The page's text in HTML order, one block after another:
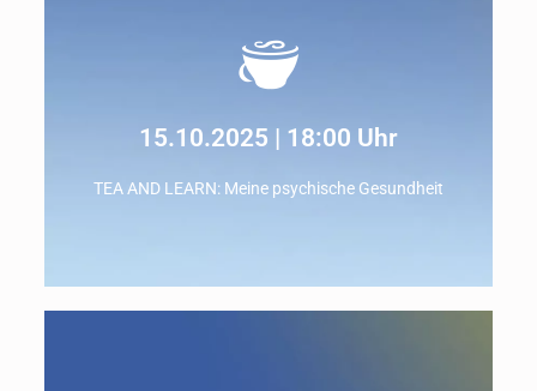
Mythos oder tatsächlich möglich?
Die Gemeinschaft als Kraftquelle
Zum Artikel
15.10.2025 | 18:00 Uhr
TEA AND LEARN: Meine psychische Gesundheit